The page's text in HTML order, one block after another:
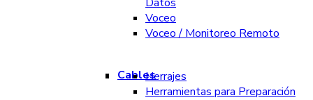
Voceo
Voceo / Monitoreo Remoto
CablesHerrajes
Herramientas para Preparación